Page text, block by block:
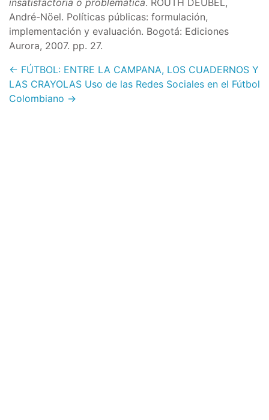
insatisfactoria o problemática. ROUTH DEUBEL,
André-Nöel. Políticas públicas: formulación,
implementación y evaluación. Bogotá: Ediciones
Aurora, 2007. pp. 27.
← FÚTBOL: ENTRE LA CAMPANA, LOS CUADERNOS Y
LAS CRAYOLAS Uso de las Redes Sociales en el Fútbol
Colombiano →